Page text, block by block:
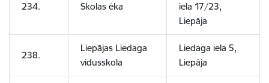
234. Skolas ēka
iela 17/23,
Liepāja
238.
Liepājas Liedaga
vidusskola
Liedaga iela 5,
Liepāja